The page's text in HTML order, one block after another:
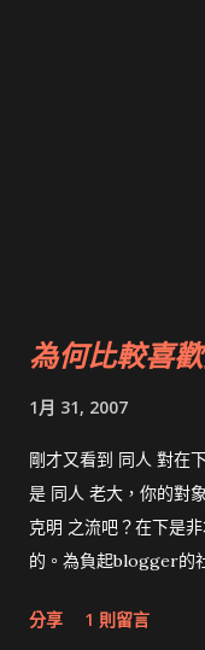
為何比較喜
1月 31, 2007
剛才又看到 同人 對在
是 同人 老大，你的對
克明 之流吧？在下是
的。為負起blogger的
下： 同人 老大的文章
分享 1 則留言